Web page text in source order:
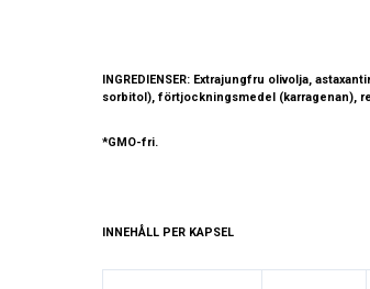
​INGREDIENSER: Extrajungfru olivolja,
sorbitol), förtjockningsmedel (karragenan),
*GMO-fri.
INNEHÅLL PER KAPSEL